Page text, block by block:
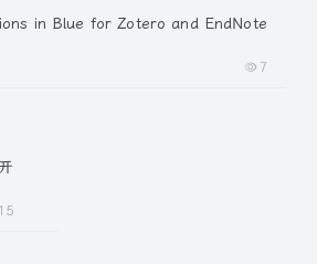
in Blue for Zotero and EndNote
7
15